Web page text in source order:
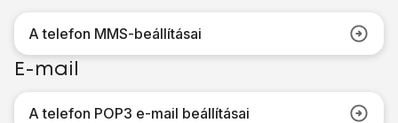
A telefon MMS-beállításai
E-mail
A telefon POP3 e-mail beállításai